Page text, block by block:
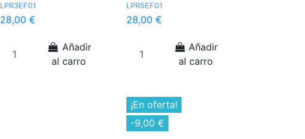
LPR3EF01
28,00 €
Añadir
al carro
LPR5EF01
28,00 €
Añadir
al carro
¡En oferta!
-9,00 €